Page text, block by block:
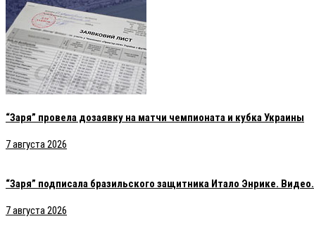
“Заря” провела дозаявку на матчи чемпионата и кубка Украины
7 августа 2026
“Заря” подписала бразильского защитника Итало Энрике. Видео.
7 августа 2026